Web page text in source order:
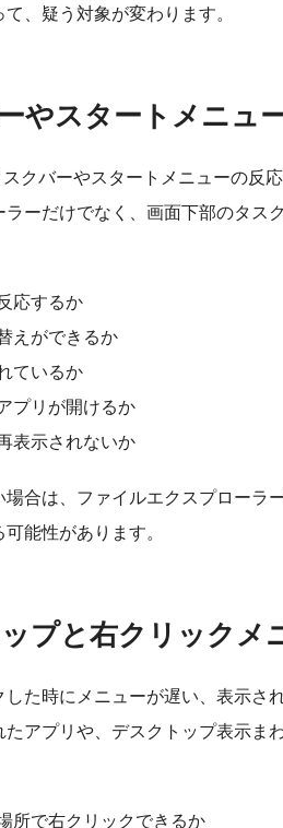
、疑う対象が変わります。
やスタートメニュ
クバーやスタートメニューの反
ーだけでなく、画面下部のタス
応するか
えができるか
ているか
プリが開けるか
表示されないか
場合は、ファイルエクスプローラ
能性があります。
プと右クリックメ
た時にメニューが遅い、表示さ
アプリや、デスクトップ表示ま
所で右クリックできるか